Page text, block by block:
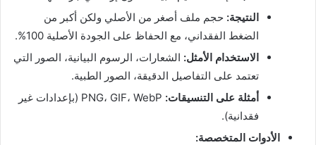
النتيجة: حجم ملف أصغر من الأصلي ولكن أكبر من
الضغط الفقداني، مع الحفاظ على الجودة الأصلية 100%.
الاستخدام الأمثل: الشعارات، الرسوم البيانية، الصور التي
تعتمد على التفاصيل الدقيقة، الصور الطبية.
أمثلة على التنسيقات:
PNG، GIF، WebP (بإعدادات غير
فقدانية).
الأدوات المتخصصة: